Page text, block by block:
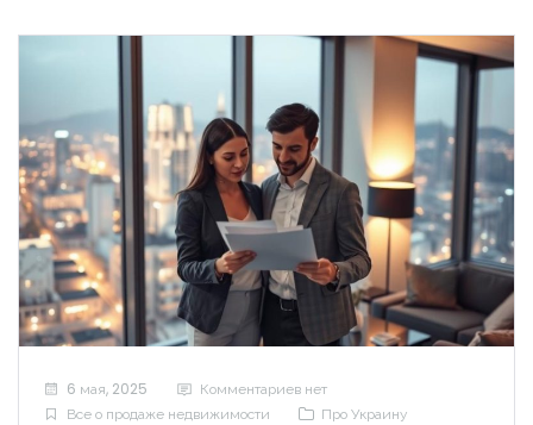
6 мая, 2025
Комментариев нет
Все о продаже недвижимости
Про Украину